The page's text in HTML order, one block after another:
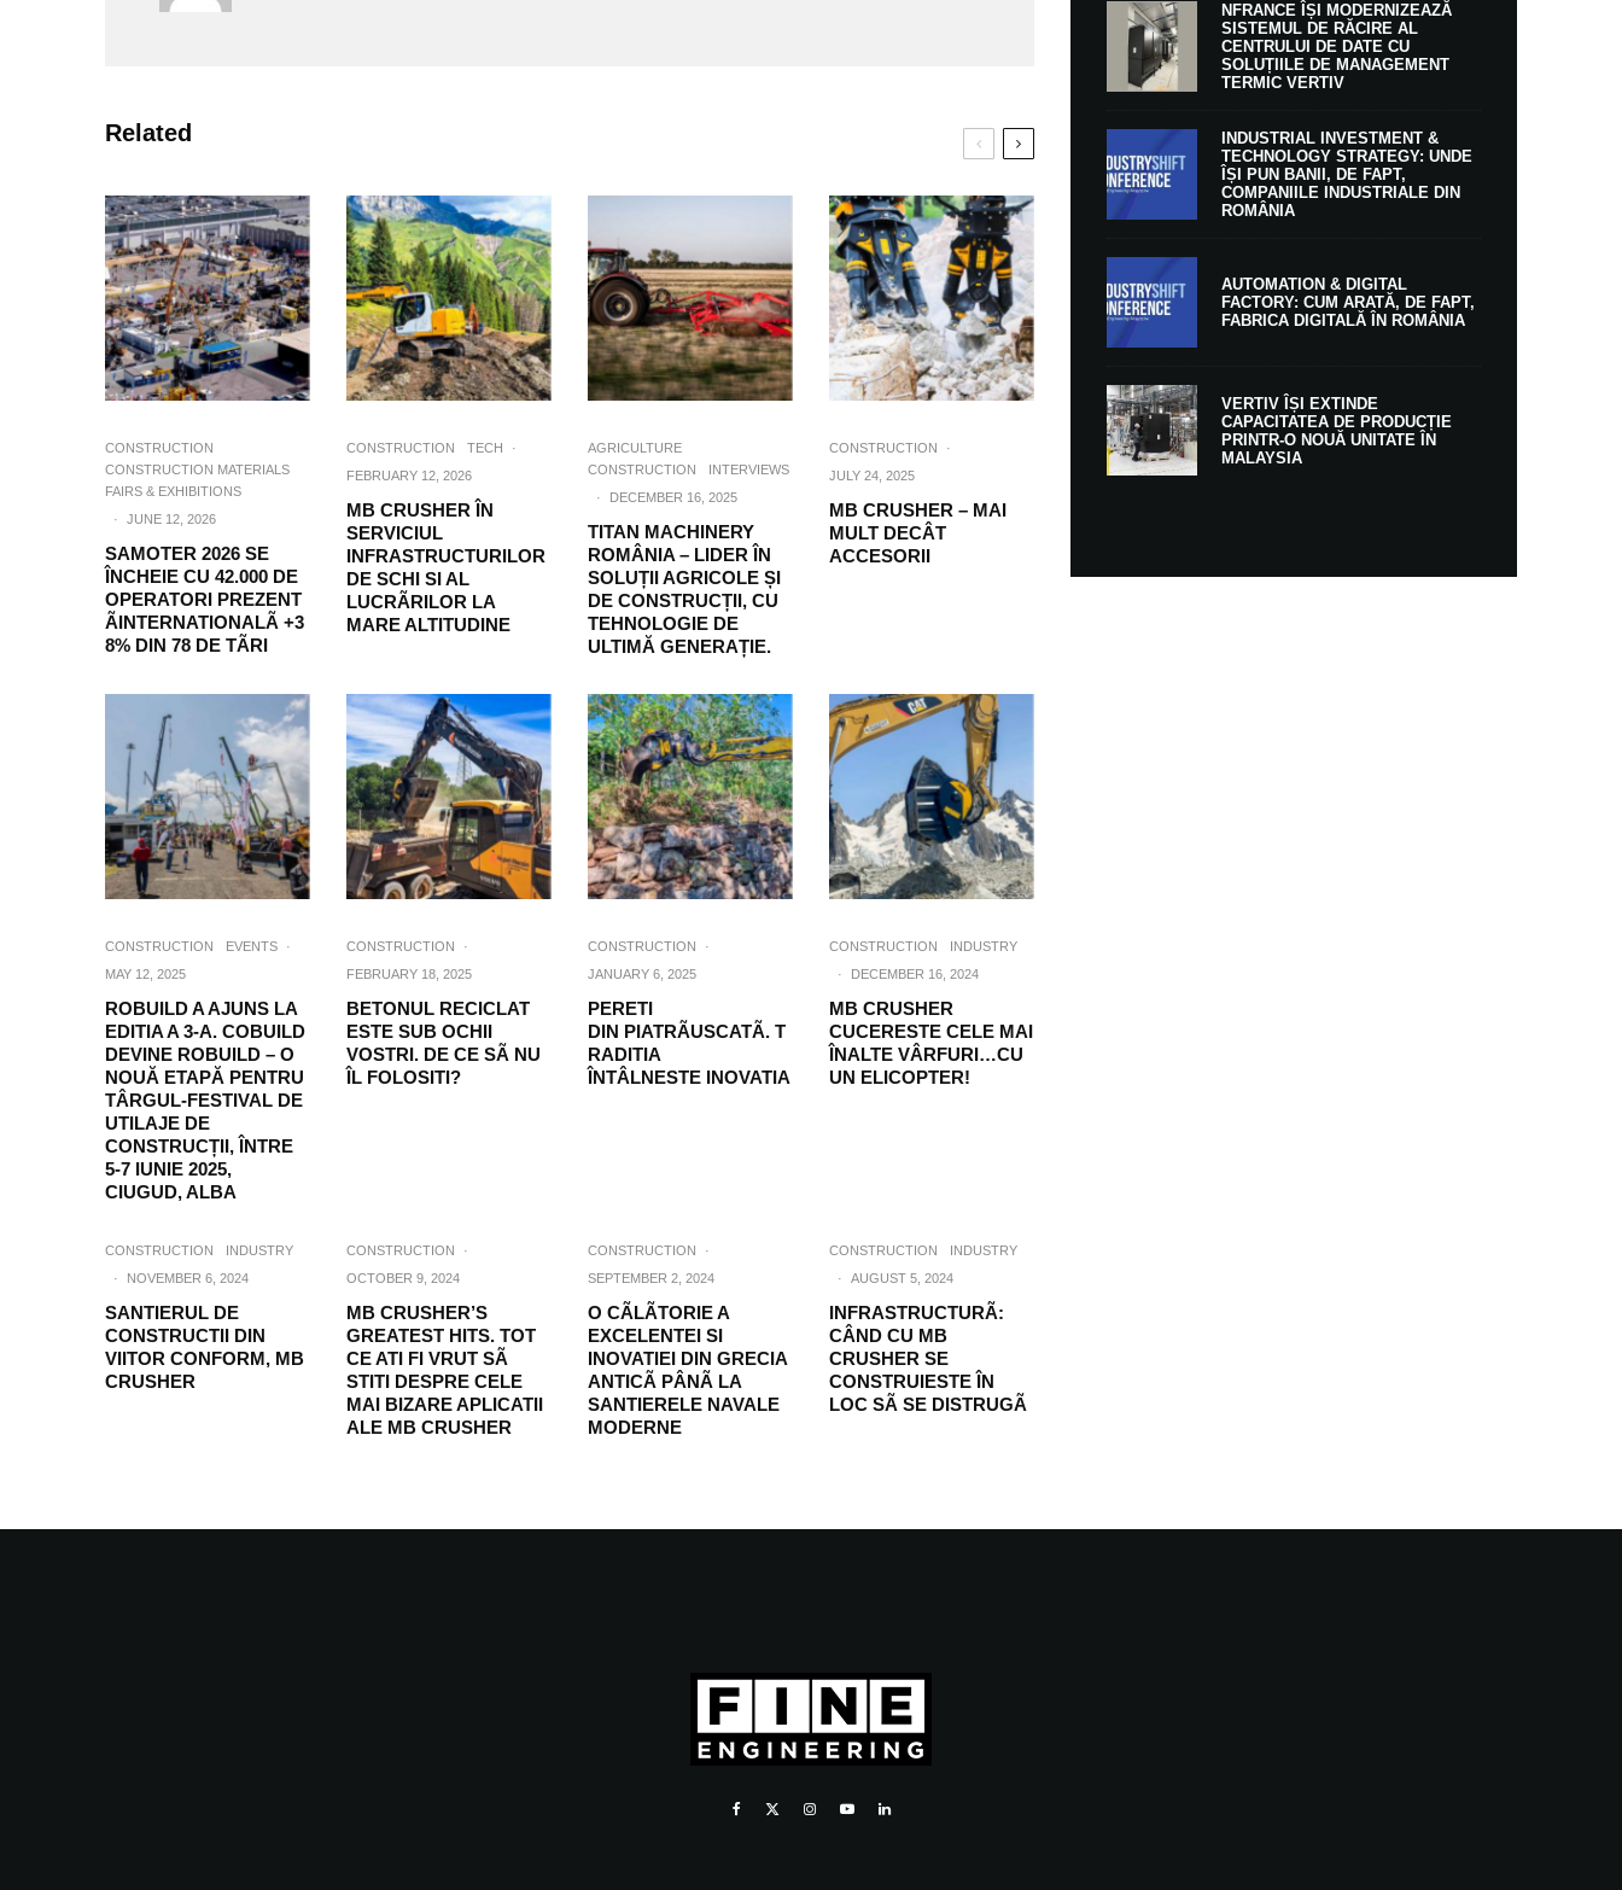
Related
CONSTRUCTION
CONSTRUCTION MATERIALS
FAIRS & EXHIBITIONS
·
JUNE 12, 2026
SAMOTER 2026 SE
ÎNCHEIE CU 42.000 DE
OPERATORI PREZENT
ÃINTERNATIONALÃ +3
8% DIN 78 DE TÃRI
CONSTRUCTION TECH
·
FEBRUARY 12, 2026
MB CRUSHER ÎN
SERVICIUL
INFRASTRUCTURILOR
DE SCHI SI AL
LUCRÃRILOR LA
MARE ALTITUDINE
AGRICULTURE
CONSTRUCTION
INTERVIEWS
·
DECEMBER 16, 2025
TITAN MACHINERY
ROMÂNIA – LIDER ÎN
SOLUȚII AGRICOLE ȘI
DE CONSTRUCȚII, CU
TEHNOLOGIE DE
ULTIMĂ GENERAȚIE.
CONSTRUCTION
·
JULY 24, 2025
MB CRUSHER – MAI
MULT DECÂT
ACCESORII
CONSTRUCTION EVENTS
·
MAY 12, 2025
ROBUILD A AJUNS LA
EDITIA A 3-A. COBUILD
DEVINE ROBUILD – O
NOUĂ ETAPĂ PENTRU
TÂRGUL-FESTIVAL DE
UTILAJE DE
CONSTRUCȚII, ÎNTRE
5-7 IUNIE 2025,
CIUGUD, ALBA
CONSTRUCTION
·
FEBRUARY 18, 2025
BETONUL RECICLAT
ESTE SUB OCHII
VOSTRI. DE CE SÃ NU
ÎL FOLOSITI?
CONSTRUCTION
·
JANUARY 6, 2025
PERETI
DIN PIATRÃUSCATÃ. T
RADITIA
ÎNTÂLNESTE INOVATIA
CONSTRUCTION
INDUSTRY
·
DECEMBER 16, 2024
MB CRUSHER
CUCERESTE CELE MAI
ÎNALTE VÂRFURI…CU
UN ELICOPTER!
CONSTRUCTION
INDUSTRY
·
NOVEMBER 6, 2024
SANTIERUL DE
CONSTRUCTII DIN
VIITOR CONFORM, MB
CRUSHER
CONSTRUCTION
·
OCTOBER 9, 2024
MB CRUSHER’S
GREATEST HITS. TOT
CE ATI FI VRUT SÃ
STITI DESPRE CELE
MAI BIZARE APLICATII
ALE MB CRUSHER
CONSTRUCTION
·
SEPTEMBER 2, 2024
O CÃLÃTORIE A
EXCELENTEI SI
INOVATIEI DIN GRECIA
ANTICÃ PÂNÃ LA
SANTIERELE NAVALE
MODERNE
CONSTRUCTION
INDUSTRY
·
AUGUST 5, 2024
INFRASTRUCTURÃ:
CÂND CU MB
CRUSHER SE
CONSTRUIESTE ÎN
LOC SÃ SE DISTRUGÃ
NFRANCE ÎȘI MODERNIZEAZĂ
SISTEMUL DE RĂCIRE AL
CENTRULUI DE DATE CU
SOLUȚIILE DE MANAGEMENT
TERMIC VERTIV
INDUSTRIAL INVESTMENT &
TECHNOLOGY STRATEGY: UNDE
ÎȘI PUN BANII, DE FAPT,
COMPANIILE INDUSTRIALE DIN
ROMÂNIA
AUTOMATION & DIGITAL
FACTORY: CUM ARATĂ, DE FAPT,
FABRICA DIGITALĂ ÎN ROMÂNIA
VERTIV ÎȘI EXTINDE
CAPACITATEA DE PRODUCȚIE
PRINTR-O NOUĂ UNITATE ÎN
MALAYSIA